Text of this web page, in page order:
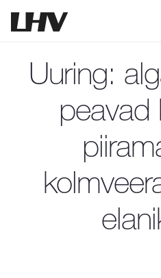
Uuring:
peavad